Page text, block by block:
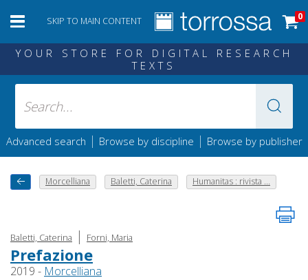
SKIP TO MAIN CONTENT 0
YOUR STORE FOR DIGITAL RESEARCH
TEXTS
Advanced search | Browse by discipline | Browse by publisher
Morcelliana Baletti, Caterina Humanitas : rivista ...
Baletti, Caterina | Forni, Maria
Prefazione
2019 - Morcelliana